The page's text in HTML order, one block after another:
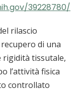
39228780/
rilascio
di una
rigidità tissutale,
l’attività fisica
controllato